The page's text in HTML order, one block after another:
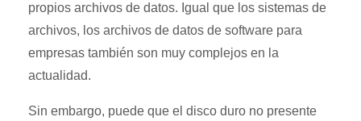
propios archivos de datos. Igual que los sistemas de
archivos, los archivos de datos de software para
empresas también son muy complejos en la
actualidad.
Sin embargo, puede que el disco duro no presente